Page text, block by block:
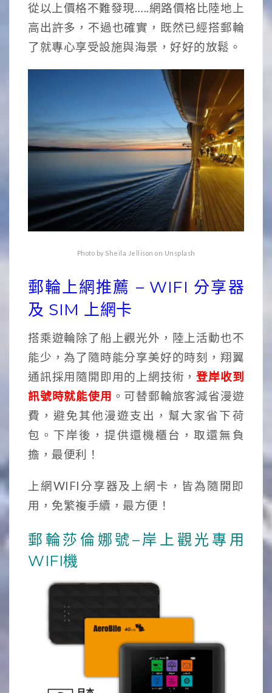
從以上價格不難發現…..網路價格比陸地上
高出許多，不過也確實，既然已經搭郵輪
了就專心享受設施與海景，好好的放鬆。
Photo by Sheila Jellison on Unsplash
郵輪上網推薦 – WIFI 分享器
及 SIM 上網卡
搭乘遊輪除了船上觀光外，陸上活動也不
能少，為了隨時能分享美好的時刻，翔翼
通訊採用隨開即用的上網技術，登岸收到
訊號時就能使用 。可替郵輪旅客減省漫遊
費，避免其他漫遊支出，幫大家省下荷
包。下岸後，提供還機櫃台，取還無負
擔，最便利！
上網WIFI分享器及上網卡，皆為隨開即
用，免繁複手續，最方便！
郵輪莎倫娜號–岸上觀光專用
WIFI機